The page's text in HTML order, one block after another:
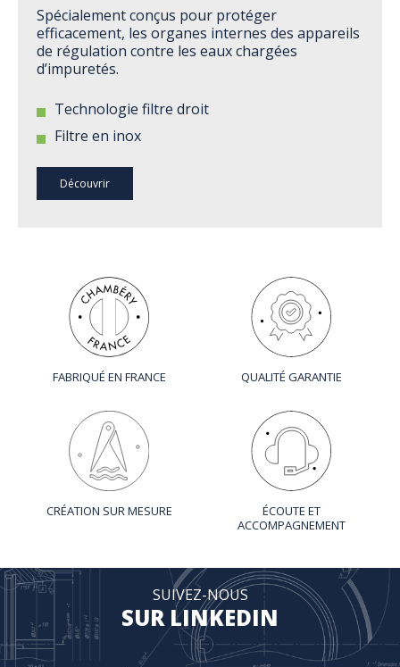
Spécialement conçus pour protéger
efficacement, les organes internes des appareils
de régulation contre les eaux chargées
d’impuretés.
Technologie filtre droit
Filtre en inox
Découvrir
FABRIQUÉ EN FRANCE QUALITÉ GARANTIE
CRÉATION SUR MESURE
ÉCOUTE ET
ACCOMPAGNEMENT
SUIVEZ-NOUS
SUR LINKEDIN